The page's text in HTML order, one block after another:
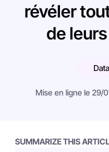
Qu'est-ce que vous
révéler
de
Mise en ligne le 29/
SUMMARIZE THIS